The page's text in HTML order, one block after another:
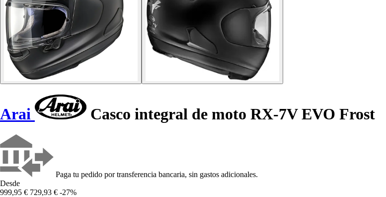
Arai Casco integral de moto RX-7V EVO Frost
Paga tu pedido por transferencia bancaria, sin gastos adicionales.
Desde
999,95 € 729,93 € -27%